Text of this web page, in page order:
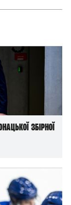
збірної